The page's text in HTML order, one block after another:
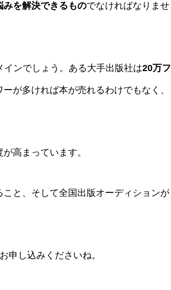
みを解決できるものでなければなりませ
ンでしょう。ある大手出版社は20万フ
が多ければ本が売れるわけでもなく、
高まっています。
と、そして全国出版オーディションが
申し込みくださいね。